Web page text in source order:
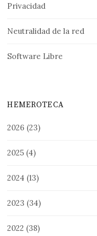
Privacidad
Neutralidad de la red
Software Libre
HEMEROTECA
2026 (23)
2025 (4)
2024 (13)
2023 (34)
2022 (38)